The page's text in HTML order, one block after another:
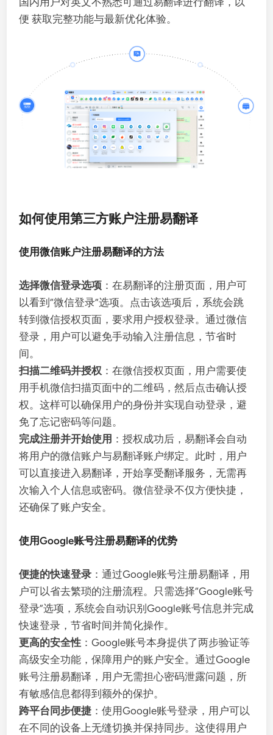
易翻译
便 获取完整功能与最新优化体验。
如何使用第三方账户注册易翻译
使用微信账户注册易翻译的方法
选择微信登录选项 ：在易翻译的注册页面，用户可
以看到“微信登录”选项。点击该选项后，系统会跳
转到微信授权页面，要求用户授权登录。通过微信
登录，用户可以避免手动输入注册信息，节省时
间。
扫描二维码并授权 ：在微信授权页面，用户需要使
用手机微信扫描页面中的二维码，然后点击确认授
权。这样可以确保用户的身份并实现自动登录，避
免了忘记密码等问题。
完成注册并开始使用 ：授权成功后，易翻译会自动
将用户的微信账户与易翻译账户绑定。此时，用户
可以直接进入易翻译，开始享受翻译服务，无需再
次输入个人信息或密码。微信登录不仅方便快捷，
还确保了账户安全。
使用Google账号注册易翻译的优势
便捷的快速登录 ：通过Google账号注册易翻译，用
户可以省去繁琐的注册流程。只需选择“Google账号
登录”选项，系统会自动识别Google账号信息并完成
快速登录，节省时间并简化操作。
更高的安全性 ：Google账号本身提供了两步验证等
高级安全功能，保障用户的账户安全。通过Google
账号注册易翻译，用户无需担心密码泄露问题，所
有敏感信息都得到额外的保护。
跨平台同步便捷 ：使用Google账号登录，用户可以
在不同的设备上无缝切换并保持同步。这使得用户